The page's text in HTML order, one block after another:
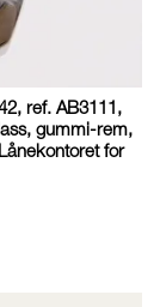
ref. AB3111,
gummi-rem,
for